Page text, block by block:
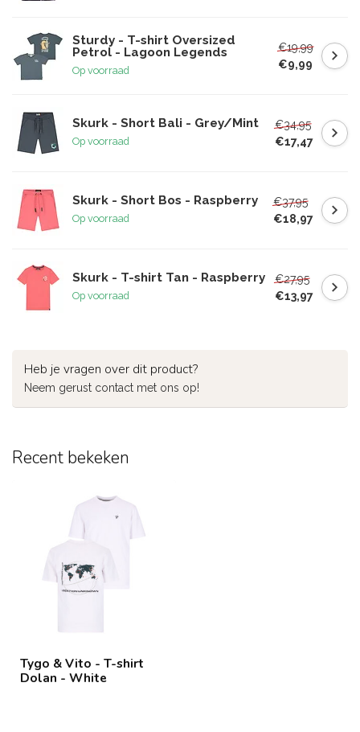
Sturdy - T-shirt Oversized
Petrol - Lagoon Legends
Op voorraad
€19,99
€9,99
Skurk - Short Bali - Grey/Mint
Op voorraad
€34,95
€17,47
Skurk - Short Bos - Raspberry
Op voorraad
€37,95
€18,97
Skurk - T-shirt Tan - Raspberry
Op voorraad
€27,95
€13,97
Heb je vragen over dit product?
Neem gerust contact met ons op!
Recent bekeken
Tygo & Vito - T-shirt
Dolan - White